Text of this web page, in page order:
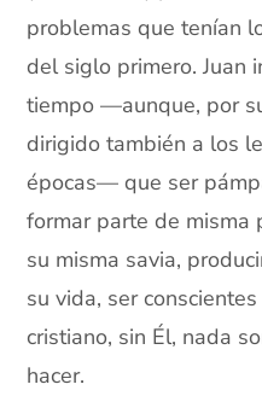
problemas que tenían
del siglo primero. Juan
tiempo —aunque, por
dirigido también a los
épocas— que ser
formar parte de misma
su misma savia,
su vida, ser
cristiano, sin Él, nada
hacer.